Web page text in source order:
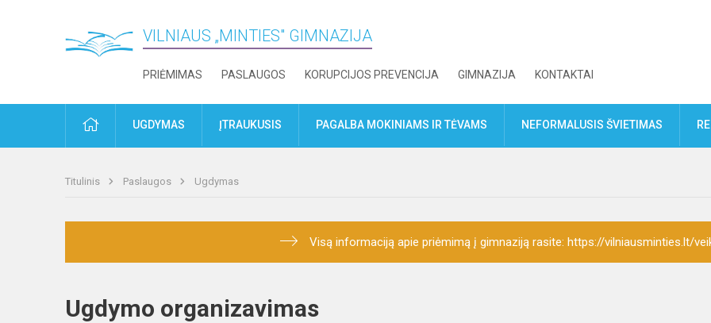
VILNIAUS „MINTIES" GIMNAZIJA
PRIĖMIMAS PASLAUGOS KORUPCIJOS PREVENCIJA GIMNAZIJA KONTAKTAI
PRADŽIAUGDYMAS ĮTRAUKUSIS PAGALBA MOKINIAMS IR TĖVAMS NEFORMALUSIS ŠVIETIMAS
Titulinis Paslaugos Ugdymas
Visą informaciją apie priėmimą į gimnaziją rasite: https://vilniausminties.lt/
Ugdymo organizavimas